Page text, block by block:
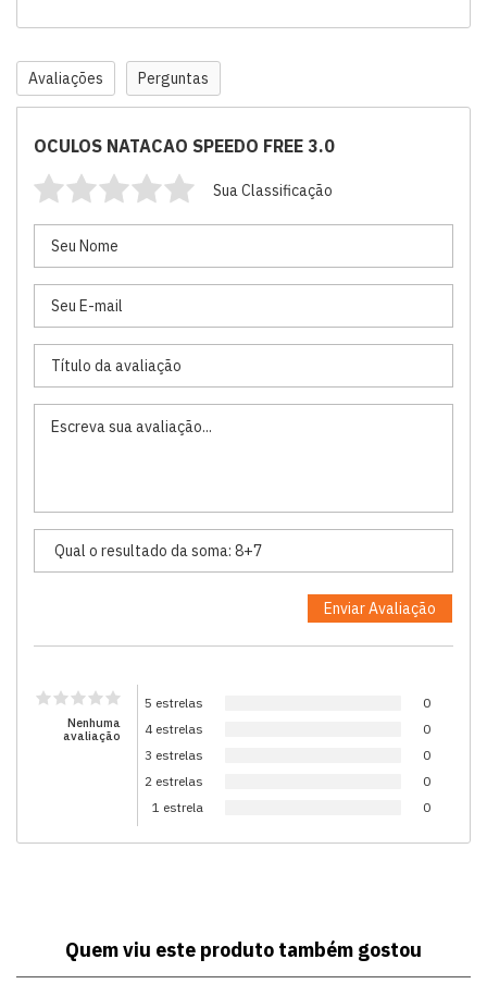
Avaliações Perguntas
OCULOS NATACAO SPEEDO FREE 3.0
Sua Classificação
Nenhuma
avaliação
5 estrelas
0
4 estrelas
0
3 estrelas
0
2 estrelas
0
1 estrela
0
Quem viu este produto também gostou